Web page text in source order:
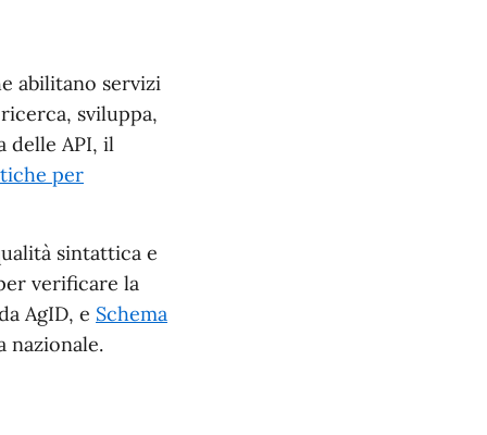
abilitano servizi
sviluppa,
delle API, il
per
sintattica e
verificare la
AgID, e Schema
nazionale.